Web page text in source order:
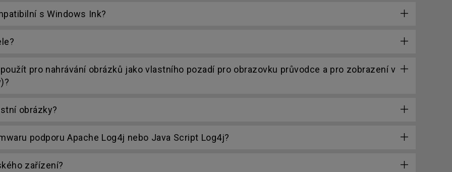
s Windows Ink?
pro nahrávání obrázků jako vlastního pozadí pro obrazovku průvodce a pro zobrazení v
obrázky?
podporu Apache Log4j nebo Java Script Log4j?
zařízení?